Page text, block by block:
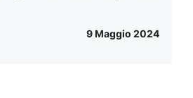
9 Maggio 2024